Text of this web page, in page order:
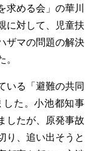
求める会」の華川
に対して、児童扶
ザマの問題の解決
。
いる「避難の共同
した。小池都知事
したが、原発事故
り、追い出そうと